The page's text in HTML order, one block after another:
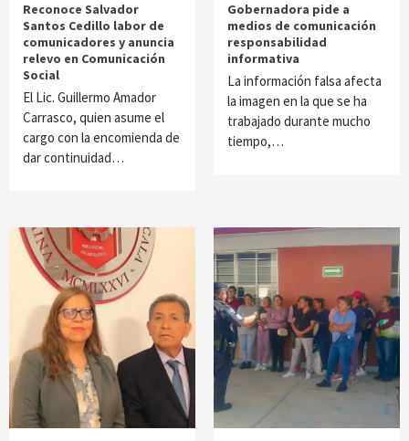
Reconoce Salvador
Santos Cedillo labor de
comunicadores y anuncia
relevo en Comunicación
Social
El Lic. Guillermo Amador
Carrasco, quien asume el
cargo con la encomienda de
dar continuidad…
Gobernadora pide a
medios de comunicación
responsabilidad
informativa
La información falsa afecta
la imagen en la que se ha
trabajado durante mucho
tiempo,…